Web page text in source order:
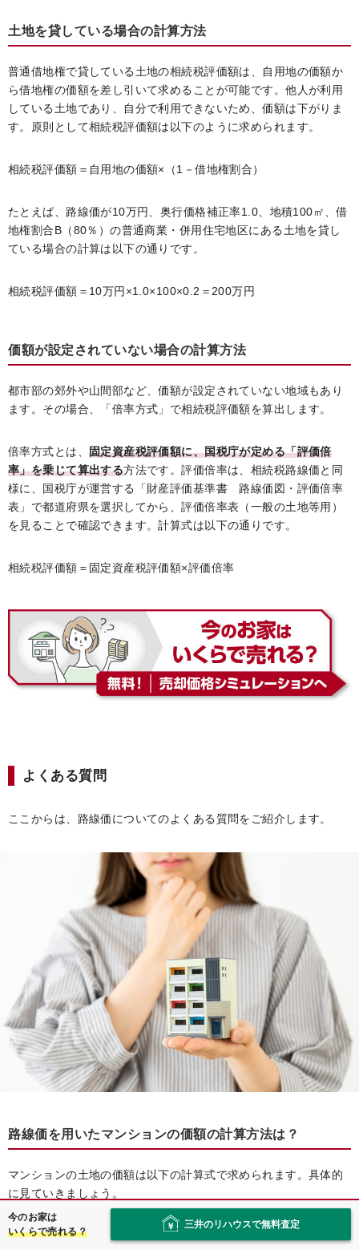
土地を貸している場合の計算方法
普通借地権で貸している土地の相続税評価額は、自用地の価額か
ら借地権の価額を差し引いて求めることが可能です。他人が利用
している土地であり、自分で利用できないため、価額は下がりま
す。原則として相続税評価額は以下のように求められます。
相続税評価額＝自用地の価額×（1－借地権割合）
たとえば、路線価が10万円、奥行価格補正率1.0、地積100㎡、借
地権割合B（80％）の普通商業・併用住宅地区にある土地を貸し
ている場合の計算は以下の通りです。
相続税評価額＝10万円×1.0×100×0.2＝200万円
価額が設定されていない場合の計算方法
都市部の郊外や山間部など、価額が設定されていない地域もあり
ます。その場合、「倍率方式」で相続税評価額を算出します。
倍率方式とは、 固定資産税評価額に、国税庁が定める「評価倍
率」を乗じて算出する方法です。評価倍率は、相続税路線価と同
様に、国税庁が運営する「財産評価基準書 路線価図・評価倍率
表」で都道府県を選択してから、評価倍率表（一般の土地等用）
を見ることで確認できます。計算式は以下の通りです。
相続税評価額＝固定資産税評価額×評価倍率
よくある質問
ここからは、路線価についてのよくある質問をご紹介します。
路線価を用いたマンションの価額の計算方法は？
マンションの土地の価額は以下の計算式で求められます。具体的
に見ていきましょう。
マンションの土地の価額＝路線価×地積×画地補正率×敷地権の割
今のお家は
いくらで売れる？
三井のリハウスで無料査定